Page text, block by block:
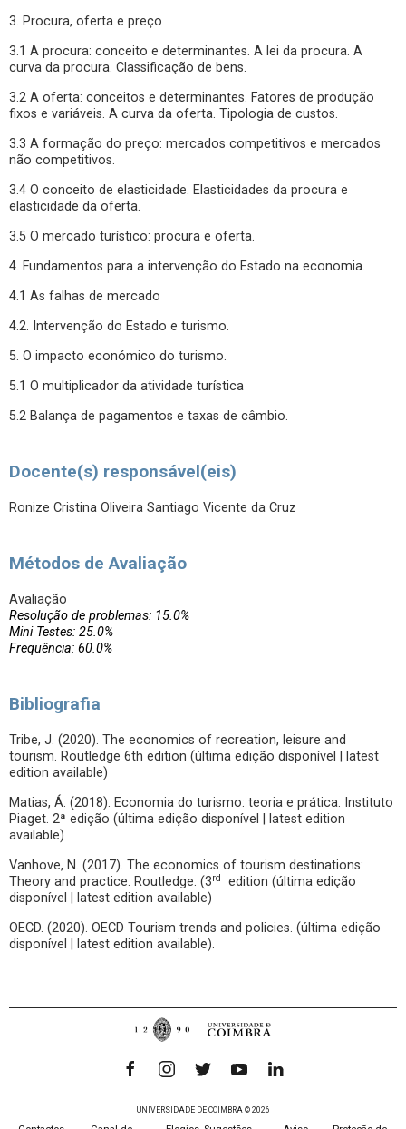
3. Procura, oferta e preço
3.1 A procura: conceito e determinantes. A lei da procura. A
curva da procura. Classificação de bens.
3.2 A oferta: conceitos e determinantes. Fatores de produção
fixos e variáveis. A curva da oferta. Tipologia de custos.
3.3 A formação do preço: mercados competitivos e mercados
não competitivos.
3.4 O conceito de elasticidade. Elasticidades da procura e
elasticidade da oferta.
3.5 O mercado turístico: procura e oferta.
4. Fundamentos para a intervenção do Estado na economia.
4.1 As falhas de mercado
4.2. Intervenção do Estado e turismo.
5. O impacto económico do turismo.
5.1 O multiplicador da atividade turística
5.2 Balança de pagamentos e taxas de câmbio.
Docente(s) responsável(eis)
Ronize Cristina Oliveira Santiago Vicente da Cruz
Métodos de Avaliação
Avaliação
Resolução de problemas: 15.0%
Mini Testes: 25.0%
Frequência: 60.0%
Bibliografia
Tribe, J. (2020). The economics of recreation, leisure and
tourism. Routledge 6th edition (última edição disponível | latest
edition available)
Matias, Á. (2018). Economia do turismo: teoria e prática. Instituto
Piaget. 2ª edição (última edição disponível | latest edition
available)
Vanhove, N. (2017). The economics of tourism destinations:
Theory and practice. Routledge. (3rd
edition (última edição
disponível | latest edition available)
OECD. (2020). OECD Tourism trends and policies. (última edição
disponível | latest edition available).
UNIVERSIDADE DE COIMBRA © 2026